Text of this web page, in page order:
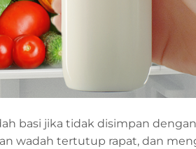
basi jika tidak disimpan
wadah tertutup rapat, dan